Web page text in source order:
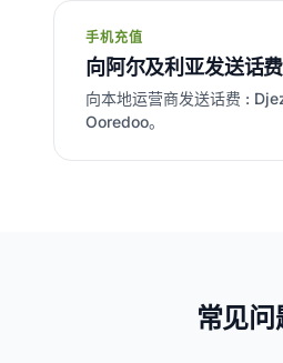
手机充值
向阿尔及利亚发送话费
向本地运营商发送话费 :
Ooredoo。
常见问